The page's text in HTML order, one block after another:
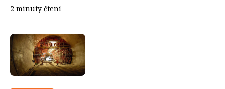
2 minuty čtení